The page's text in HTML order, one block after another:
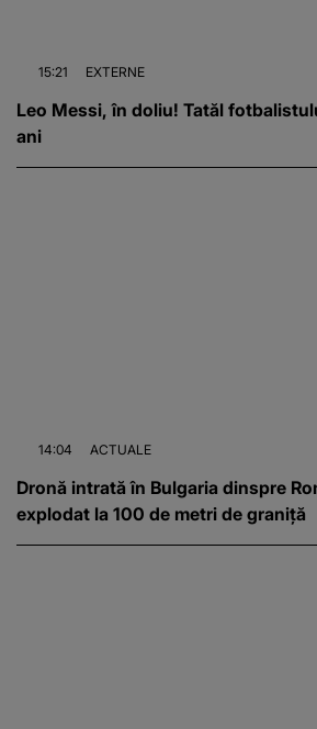
15:21 EXTERNE
Leo Messi, în doliu! Tatăl
ani
14:04 ACTUALE
Dronă intrată în Bulgaria dinspre
explodat la 100 de metri de graniță